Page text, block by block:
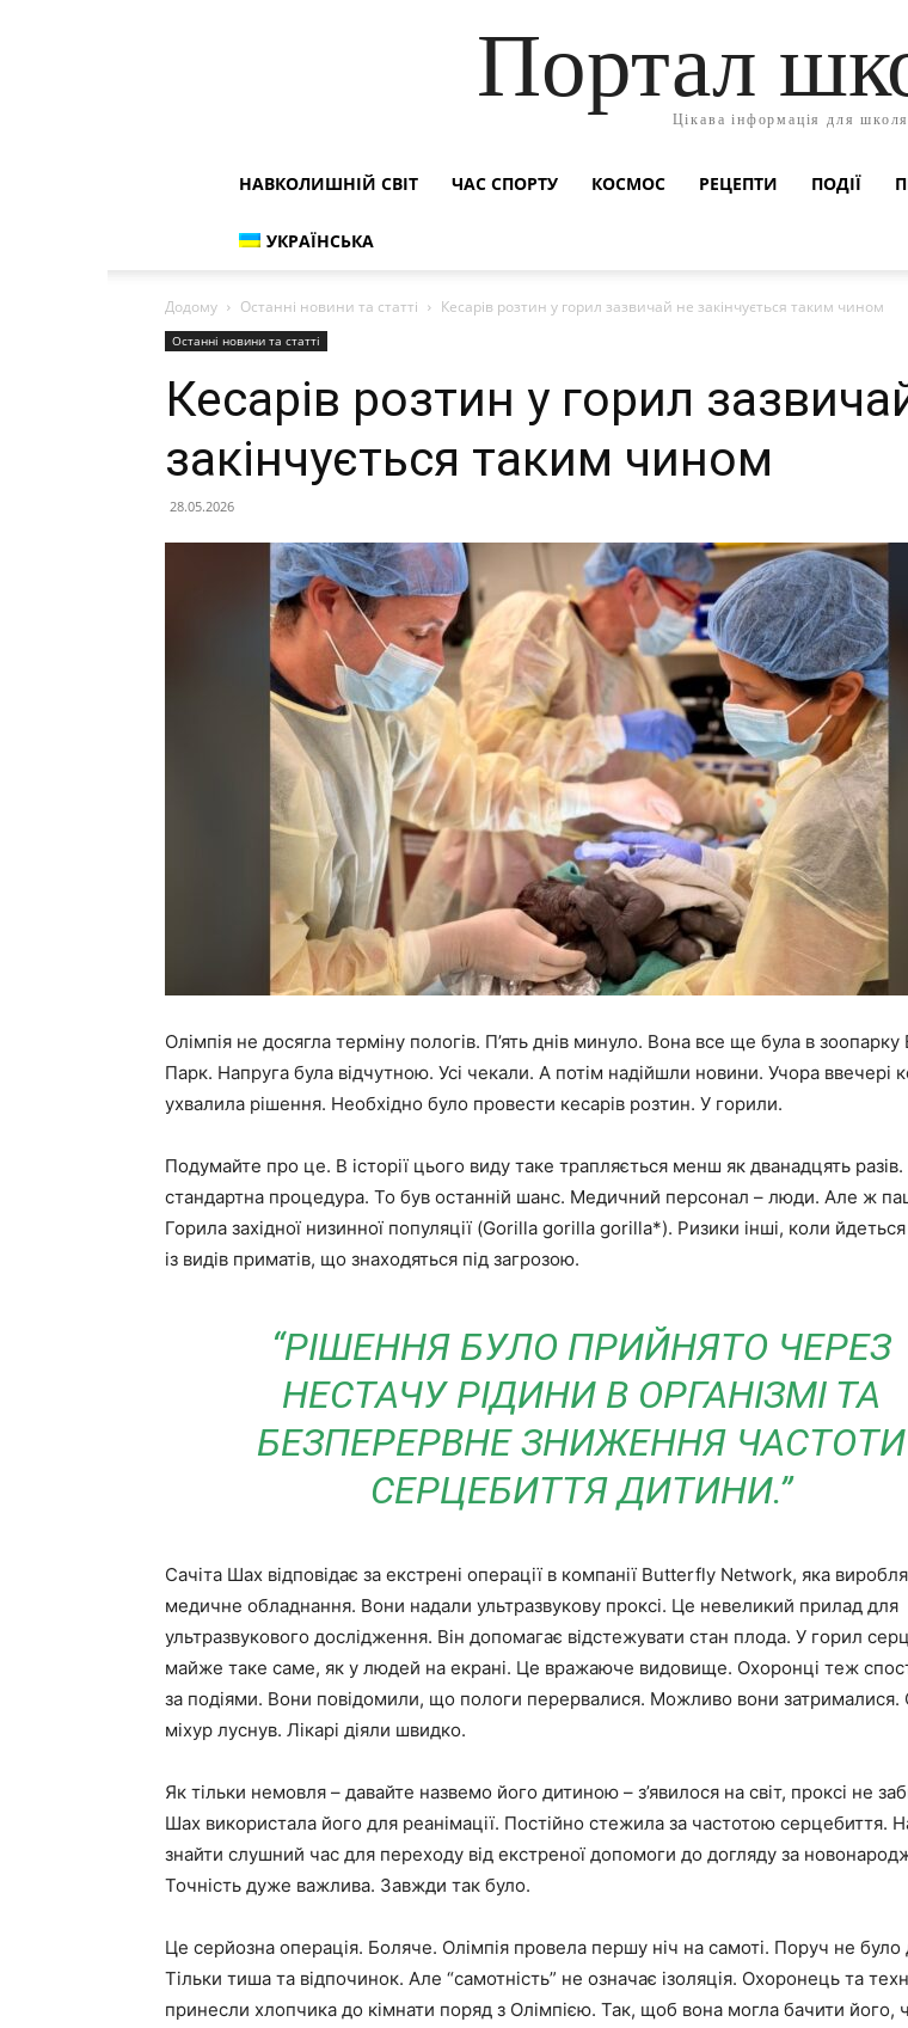
Портал
Цікава інформація для
НАВКОЛИШНІЙ СВІТ ЧАС СПОРТУ КОСМОС РЕЦЕПТИ ПОДІЇ
УКРАЇНСЬКА
Додому Останні новини та статті Кесарів розтин у горил зазвичай не закінчується таким чином
Останні новини та статті
Кесарів розтин у горил
закінчується таким чином
28.05.2026
Олімпія не досягла терміну пологів. П’ять днів минуло. Вона все ще була в
Парк. Напруга була відчутною. Усі чекали. А потім надійшли новини. Учора ввечері
ухвалила рішення. Необхідно було провести кесарів розтин. У горили.
Подумайте про це. В історії цього виду таке трапляється менш як дванадцять
стандартна процедура. То був останній шанс. Медичний персонал – люди. Але ж
Горила західної низинної популяції (Gorilla gorilla gorilla*). Ризики інші, коли
із видів приматів, що знаходяться під загрозою.
“РІШЕННЯ БУЛО ПРИЙНЯТО ЧЕРЕЗ
НЕСТАЧУ РІДИНИ В ОРГАНІЗМІ ТА
БЕЗПЕРЕРВНЕ ЗНИЖЕННЯ ЧАСТОТИ
СЕРЦЕБИТТЯ ДИТИНИ.”
Сачіта Шах відповідає за екстрені операції в компанії Butterfly Network, яка
медичне обладнання. Вони надали ультразвукову проксі. Це невеликий прилад для
ультразвукового дослідження. Він допомагає відстежувати стан плода. У горил
майже таке саме, як у людей на екрані. Це вражаюче видовище. Охоронці теж
за подіями. Вони повідомили, що пологи перервалися. Можливо вони затрималися.
міхур луснув. Лікарі діяли швидко.
Як тільки немовля – давайте назвемо його дитиною – з’явилося на світ, проксі не
Шах використала його для реанімації. Постійно стежила за частотою серцебиття.
знайти слушний час для переходу від екстреної допомоги до догляду за
Точність дуже важлива. Завжди так було.
Це серйозна операція. Боляче. Олімпія провела першу ніч на самоті. Поруч не було
Тільки тиша та відпочинок. Але “самотність” не означає ізоляція. Охоронець та
принесли хлопчика до кімнати поряд з Олімпією. Так, щоб вона могла бачити його,